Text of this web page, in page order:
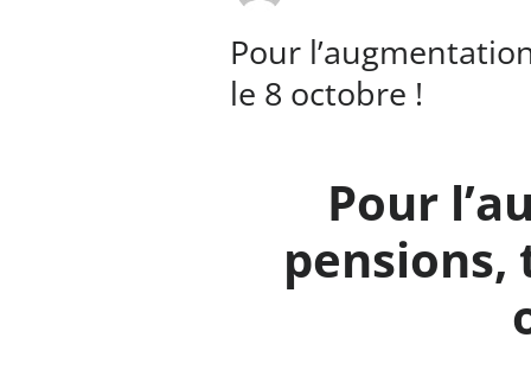
Pour
le 8 octobre !
Pour
pensions,